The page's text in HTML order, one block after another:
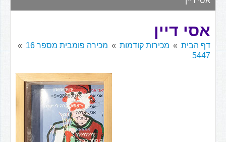
אסי דיין
דף הבית מכירות קודמות
מכירה פומבית מספר 16
5447